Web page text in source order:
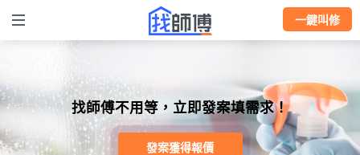
一鍵叫修
找師傅不用等，立即發案填需求！
發案獲得報價